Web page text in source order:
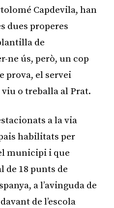
Capdevila, han
dues properes
de
ne ús, però, un cop
prova, el servei
viu o treballa al Prat.
a la via
habilitats per
municipi i que
de 18 punts de
a l’avinguda de
de l’escola